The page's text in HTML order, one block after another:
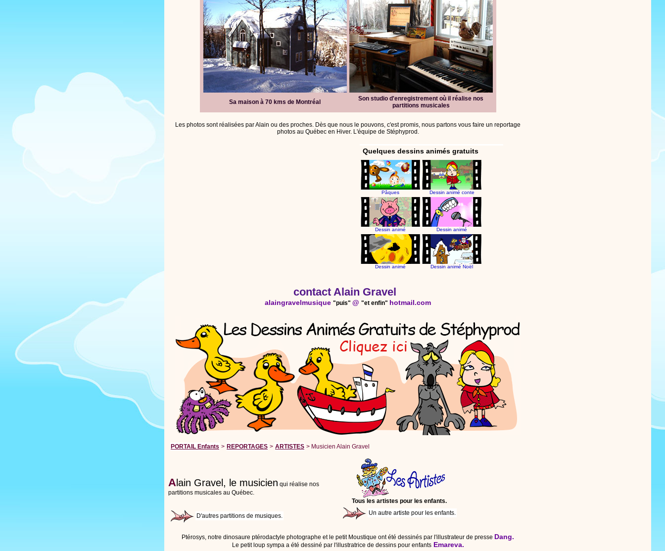
Sa maison à 70 kms de Montréal
Son studio d'enregistrement où il réalise nos
partitions musicales
Les photos sont réalisées par Alain ou des proches. Dès que nous le pouvons, c'est promis, nous partons vous faire un reportage
photos au Québec en Hiver. L'équipe de Stéphyprod.
Quelques dessins animés gratuits
Pâques Dessin animé conte
Dessin animé Dessin animé
Dessin animé Dessin animé Noël
contact Alain Gravel
alaingravelmusique "puis" @ "et enfin" hotmail.com
PORTAIL Enfants > REPORTAGES > ARTISTES > Musicien Alain Gravel
Alain Gravel, le musicien qui réalise nos
partitions musicales au Québec.
D'autres partitions de musiques.
Tous les artistes pour les enfants.
Un autre artiste pour les enfants.
Ptérosys, notre dinosaure ptérodactyle photographe et le petit Moustique ont été dessinés par l'illustrateur de presse Dang.
Le petit loup sympa a été dessiné par l'illustratrice de dessins pour enfantsEmareva.